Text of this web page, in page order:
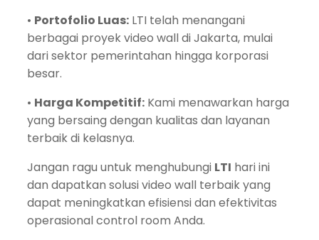
• Portofolio Luas: LTI telah menangani
berbagai proyek video wall di Jakarta, mulai
dari sektor pemerintahan hingga korporasi
besar.
• Harga Kompetitif: Kami menawarkan harga
yang bersaing dengan kualitas dan layanan
terbaik di kelasnya.
Jangan ragu untuk menghubungi LTI hari ini
dan dapatkan solusi video wall terbaik yang
dapat meningkatkan efisiensi dan efektivitas
operasional control room Anda.